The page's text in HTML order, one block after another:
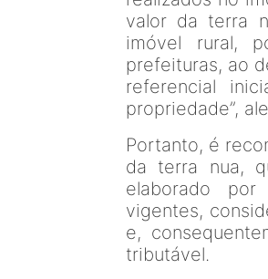
valor da terra
imóvel rural,
prefeituras, ao
referencial
propriedade”,
Portanto, é
da terra nua,
elaborado
vigentes,
e,
tributável.